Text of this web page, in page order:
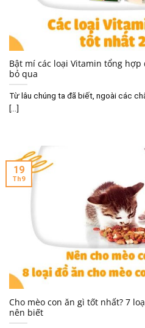
Bật mí các loại Vitamin tổng
bỏ qua
Từ lâu chúng ta đã biết, ngoài các
[...]
Cho mèo con ăn gì tốt nhất? 7
nên biết
19
Th9